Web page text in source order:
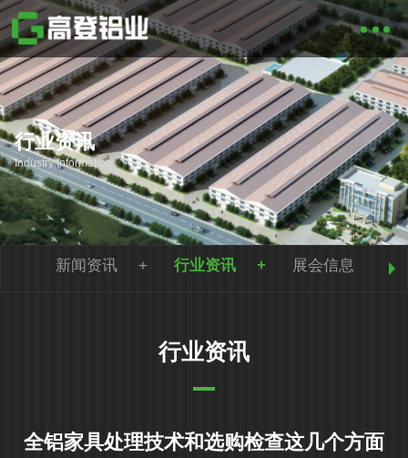
行业资讯
Industry Information
新闻资讯 行业资讯 展会信息
行业资讯
全铝家具处理技术和选购检查这几个方面